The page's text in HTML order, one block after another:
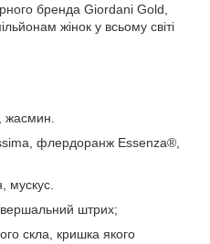
бренда Giordani Gold,
жінок у всьому світі
жасмин.
флердоранж Essenza®,
мускус.
штрих;
скла, кришка якого